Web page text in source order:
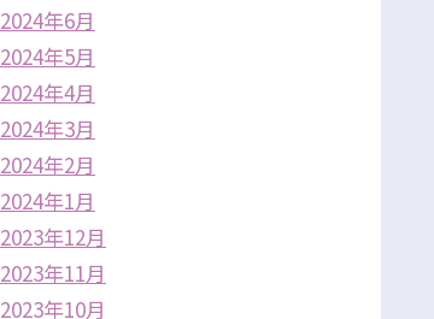
2024年6月
2024年5月
2024年4月
2024年3月
2024年2月
2024年1月
2023年12月
2023年11月
2023年10月